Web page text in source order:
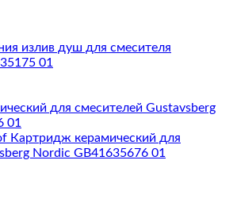
излив душ для смесителя
01